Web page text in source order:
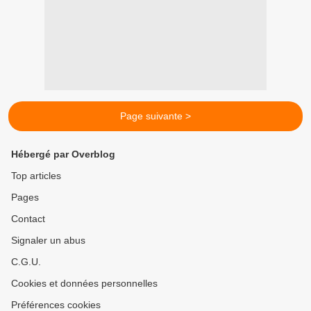
Page suivante >
Hébergé par Overblog
Top articles
Pages
Contact
Signaler un abus
C.G.U.
Cookies et données personnelles
Préférences cookies